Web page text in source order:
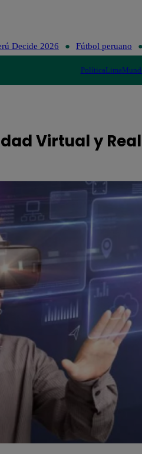
Decide 2026 Fútbol peruano
PolíticaLima
Virtual y